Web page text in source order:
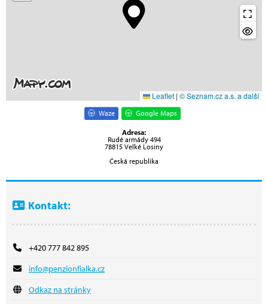
Leaflet | © Seznam.cz a.s. a další
Waze Google Maps
Adresa:
Rudé armády 494
78815 Velké Losiny
Česká republika
Kontakt:
+420 777 842 895
info@penzionfialka.cz
Odkaz na stránky